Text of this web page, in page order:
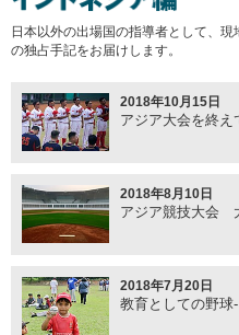
日本以外の出場国の指導者として、現
の独占手記をお届けします。
2018年10月15日
アジア大会を終え
2018年8月10日
アジア競技大会
2018年7月20日
教育としての野球